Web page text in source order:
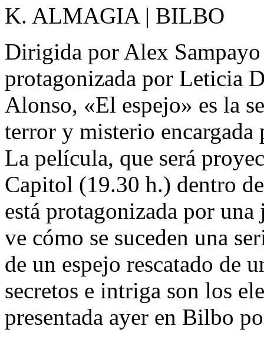
K. ALMAGIA | BILBO
Dirigida por Alex
protagonizada por Leticia
Alonso, «El espejo» es la
terror y misterio
La película, que será
Capitol (19.30 h.) dentro
está protagonizada por
ve cómo se suceden una
de un espejo rescatado de
secretos e intriga son los
presentada ayer en Bilbo